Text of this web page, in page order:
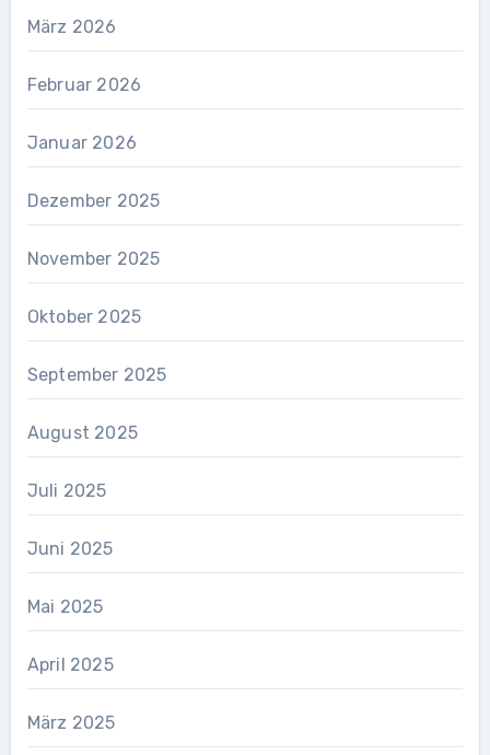
März 2026
Februar 2026
Januar 2026
Dezember 2025
November 2025
Oktober 2025
September 2025
August 2025
Juli 2025
Juni 2025
Mai 2025
April 2025
März 2025